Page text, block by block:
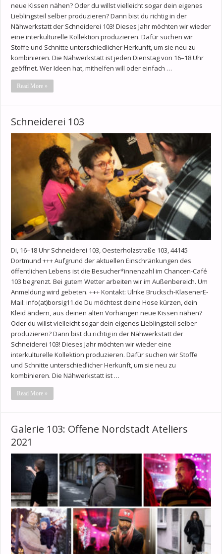
neue Kissen nähen? Oder du willst vielleicht sogar dein eigenes
Lieblingsteil selber produzieren? Dann bist du richtig in der
Nähwerkstatt der Schneiderei 103! Dieses Jahr möchten wir wieder
eine interkulturelle Kollektion produzieren. Dafür suchen wir
Stoffe und Schnitte unterschiedlicher Herkunft, um sie neu zu
kombinieren. Die Nähwerkstatt ist jeden Dienstag von 16–18 Uhr
geöffnet. Wer Ideen hat, mithelfen will oder einfach …
Read More »
Schneiderei 103
Di, 16–18 Uhr Schneiderei 103, Oesterholzstraße 103, 44145
Dortmund +++ Aufgrund der aktuellen Einschränkungen des
öffentlichen Lebens ist die Besucher*innenzahl im Chancen-Café
103 begrenzt. Bei gutem Wetter arbeiten wir im Außenbereich. Um
Anmeldung wird gebeten. +++ Kontakt: Ulrike Brucksch-KlasenerE-
Mail: info(at)borsig11.de Du möchtest deine Hose kürzen, dein
Kleid ändern, aus deinen alten Vorhängen neue Kissen nähen?
Oder du willst vielleicht sogar dein eigenes Lieblingsteil selber
produzieren? Dann bist du richtig in der Nähwerkstatt der
Schneiderei 103! Dieses Jahr möchten wir wieder eine
interkulturelle Kollektion produzieren. Dafür suchen wir Stoffe
und Schnitte unterschiedlicher Herkunft, um sie neu zu
kombinieren. Die Nähwerkstatt ist …
Read More »
Galerie 103: Offene Nordstadt Ateliers
2021